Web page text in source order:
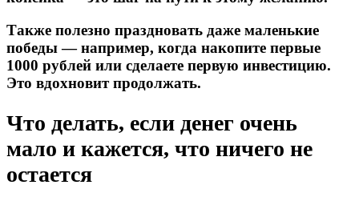
Также полезно праздновать даже маленькие
победы — например, когда накопите первые
1000 рублей или сделаете первую инвестицию.
Это вдохновит продолжать.
Что делать, если денег очень
мало и кажется, что ничего не
остается